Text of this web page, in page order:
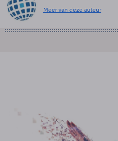
Meer van deze auteur